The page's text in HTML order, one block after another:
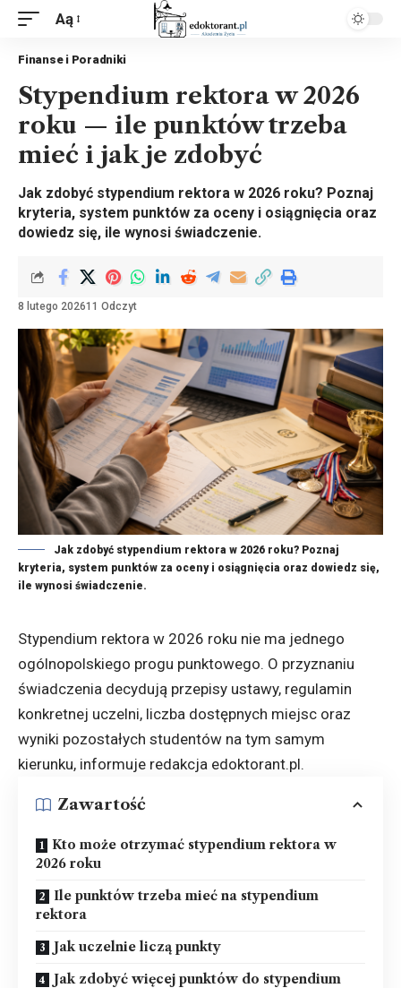
Aą
Finanse i Poradniki
Stypendium rektora w 2026
roku — ile punktów trzeba
mieć i jak je zdobyć
Jak zdobyć stypendium rektora w 2026 roku? Poznaj
kryteria, system punktów za oceny i osiągnięcia oraz
dowiedz się, ile wynosi świadczenie.
8 lutego 202611 Odczyt
Jak zdobyć stypendium rektora w 2026 roku? Poznaj
kryteria, system punktów za oceny i osiągnięcia oraz dowiedz się,
ile wynosi świadczenie.
Stypendium rektora w 2026 roku nie ma jednego
ogólnopolskiego progu punktowego. O przyznaniu
świadczenia decydują przepisy ustawy, regulamin
konkretnej uczelni, liczba dostępnych miejsc oraz
wyniki pozostałych studentów na tym samym
kierunku, informuje redakcja edoktorant.pl.
Zawartość
Kto może otrzymać stypendium rektora w
2026 roku
Ile punktów trzeba mieć na stypendium
rektora
Jak uczelnie liczą punkty
Jak zdobyć więcej punktów do stypendium